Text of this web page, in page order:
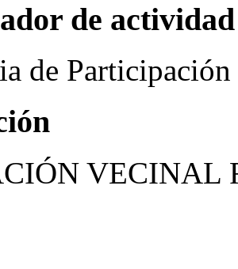
de actividad
de
VECINAL